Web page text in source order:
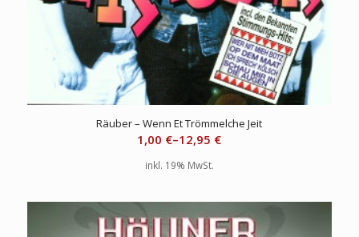
Räuber – Wenn Et Trömmelche Jeit
1,00 €–12,95 €
inkl. 19% MwSt.